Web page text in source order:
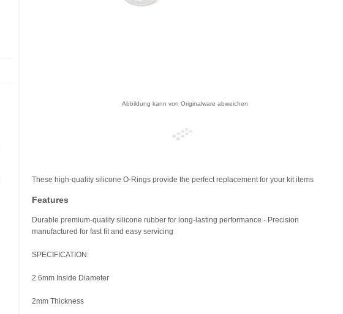
Abbildung kann von Originalware abweichen
These high-quality silicone O-Rings provide the perfect replacement for your kit items
Features
Durable premium-quality silicone rubber for long-lasting performance - Precision
manufactured for fast fit and easy servicing
SPECIFICATION:
2.6mm Inside Diameter
2mm Thickness